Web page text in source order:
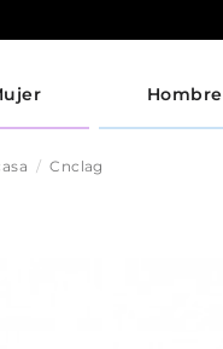
Hombre
Cnclag